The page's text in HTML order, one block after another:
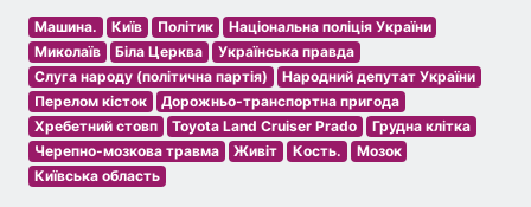
Машина. Київ Політик
Національна поліція України
Миколаїв
Біла Церква
Українська правда
Слуга народу (політична партія)
Народний депутат України
Перелом кісток
Дорожньо-транспортна пригода
Хребетний стовп
Toyota Land Cruiser Prado
Грудна клітка
Черепно-мозкова травма
Живіт Кость.
Мозок
Київська область